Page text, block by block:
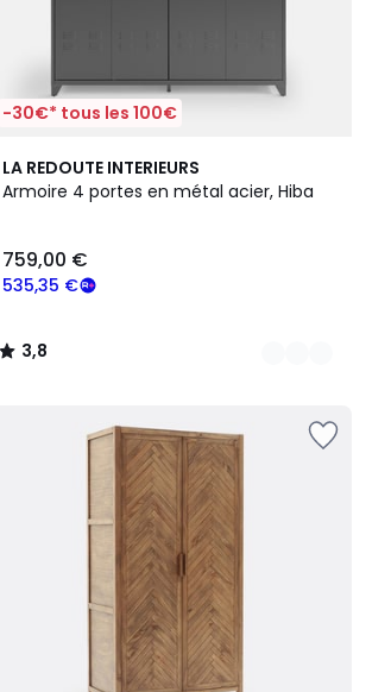
-30€* tous les 100€
LA REDOUTE INTERIEURS
Armoire 4 portes en métal acier, Hiba
535,35 €
759,00 €
3,8
/ 5
3
Couleurs
3,8
/